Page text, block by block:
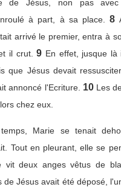
de Jésus, non pas
à part, à sa place.
8
arrivé le premier, entra à
il crut. 9 En effet, jusque là
que Jésus devait
annoncé l'Ecriture. 10 Les
chez eux.
Marie se tenait
Tout en pleurant, elle se
vit deux anges vêtus de
de Jésus avait été déposé,